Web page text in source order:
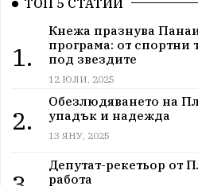
ТОП 5 СТАТИИ
1.
Кнежа празнува
програма: от спортни
под звездите
12 ЮЛИ, 2025
2.
Обезлюдяването на
упадък и надежда
13 ЯНУ, 2025
Депутат-рекетьор от
работа